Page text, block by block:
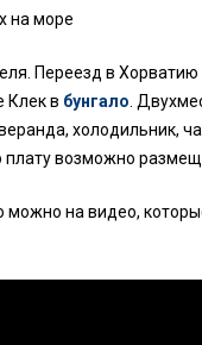
на море
Переезд в
Клек в бунгало .
холодильник,
возможно
можно на видео,